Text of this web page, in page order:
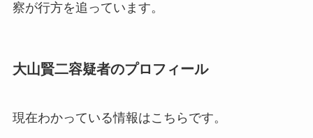
察が行方を追っています。
大山賢二容疑者のプロフィール
現在わかっている情報はこちらです。